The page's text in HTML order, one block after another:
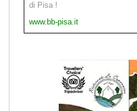
di Pisa !
www.bb-pisa.it